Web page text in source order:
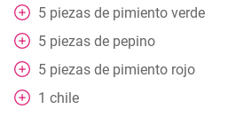
5 piezas de pimiento verde
5 piezas de pepino
5 piezas de pimiento rojo
1 chile